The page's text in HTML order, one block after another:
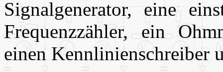
Signalgenerator, eine
Frequenzzähler, ein
einen Kennlinienschreiber